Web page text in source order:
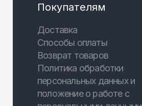
Покупателям
Доставка
Способы оплаты
Возврат товаров
Политика обработки
персональных данных и
положение о работе с